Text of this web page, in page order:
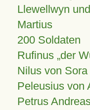
Llewellwyn
Martius
200 Soldaten
Rufinus „der
Nilus von Sora
Peleusius von
Petrus